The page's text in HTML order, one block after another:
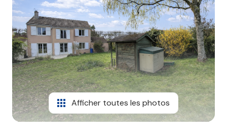
contact
Afficher toutes les photos